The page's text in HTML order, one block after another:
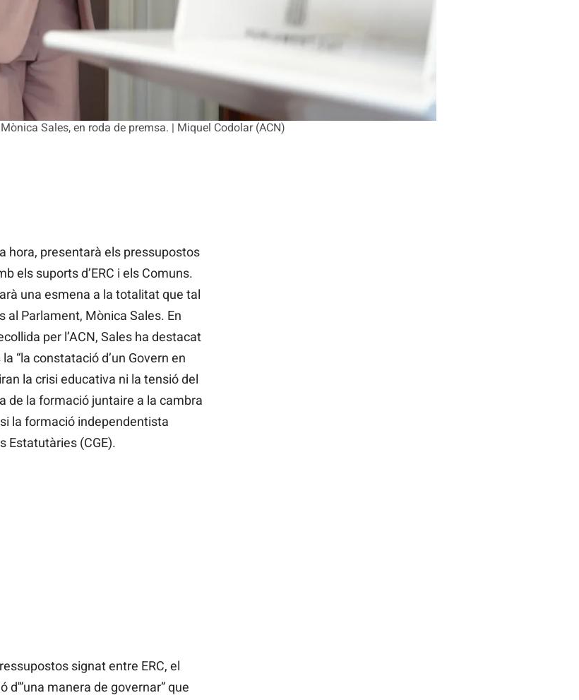
Sales, en roda de premsa. | Miquel Codolar (ACN)
hora, presentarà els pressupostos
els suports d’ERC i els Comuns.
una esmena a la totalitat que tal
Parlament, Mònica Sales. En
per l’ACN, Sales ha destacat
“la constatació d’un Govern en
la crisi educativa ni la tensió del
de la formació juntaire a la cambra
la formació independentista
Estatutàries (CGE).
signat entre ERC, el
d'”una manera de governar” que